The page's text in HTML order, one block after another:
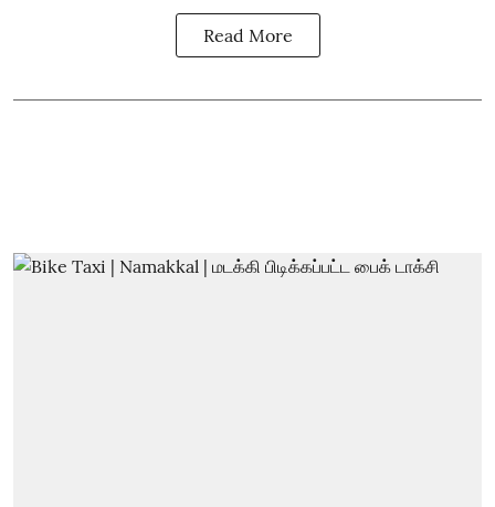
Read More